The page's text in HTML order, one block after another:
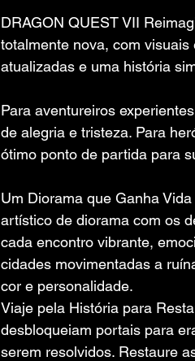
DRAGON QUEST VII
totalmente nova, com
atualizadas e uma história
Para aventureiros
de alegria e tristeza. Para
ótimo ponto de partida para
Um Diorama que Ganha
artístico de diorama com os
cada encontro vibrante,
cidades movimentadas a
cor e personalidade.
Viaje pela História para
desbloqueiam portais para
serem resolvidos. Restaure